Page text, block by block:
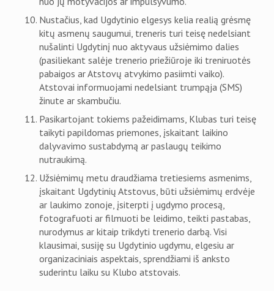
Nustačius, kad Ugdytinio elgesys kelia realią grėsmę
kitų asmenų saugumui, treneris turi teisę nedelsiant
nušalinti Ugdytinį nuo aktyvaus užsiėmimo dalies
(pasiliekant salėje trenerio priežiūroje iki treniruotės
pabaigos ar Atstovų atvykimo pasiimti vaiko).
Atstovai informuojami nedelsiant trumpąja (SMS)
žinute ar skambučiu.
Pasikartojant tokiems pažeidimams, Klubas turi teisę
taikyti papildomas priemones, įskaitant laikino
dalyvavimo sustabdymą ar paslaugų teikimo
nutraukimą.
Užsiėmimų metu draudžiama tretiesiems asmenims,
įskaitant Ugdytinių Atstovus, būti užsiėmimų erdvėje
ar laukimo zonoje, įsiterpti į ugdymo procesą,
fotografuoti ar filmuoti be leidimo, teikti pastabas,
nurodymus ar kitaip trikdyti trenerio darbą. Visi
klausimai, susiję su Ugdytinio ugdymu, elgesiu ar
organizaciniais aspektais, sprendžiami iš anksto
suderintu laiku su Klubo atstovais.